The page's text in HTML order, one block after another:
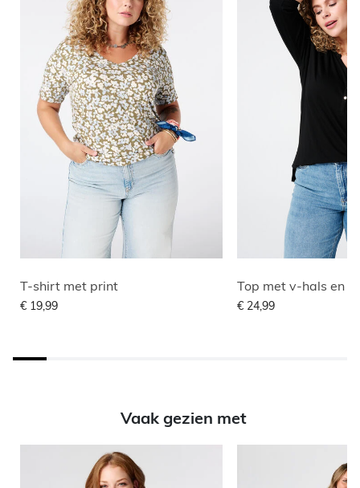
T-shirt met print
€ 19,99
Top met v-hals en
€ 24,99
Vaak gezien met